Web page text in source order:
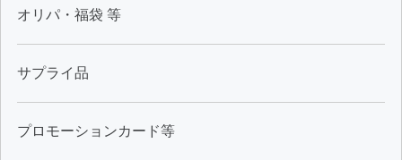
オリパ・福袋 等
サプライ品
プロモーションカード等